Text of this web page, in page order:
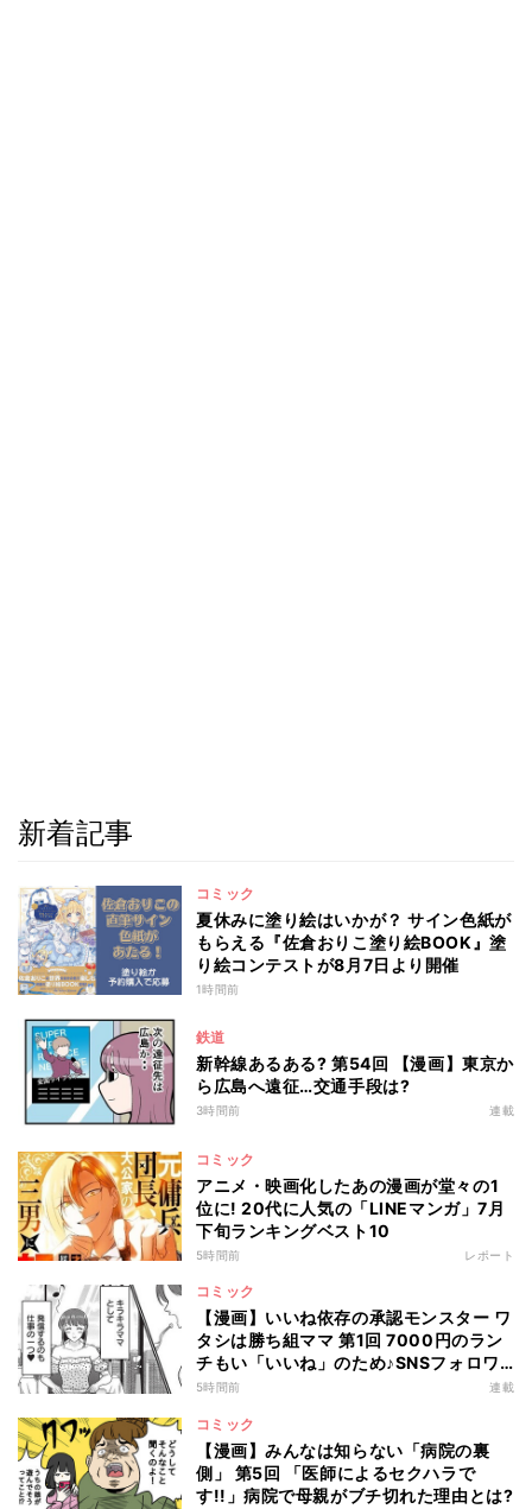
新着記事
コミック
夏休みに塗り絵はいかが？ サイン色紙が
もらえる『佐倉おりこ塗り絵BOOK』塗
り絵コンテストが8月7日より開催
1時間前
鉄道
新幹線あるある? 第54回 【漫画】東京か
ら広島へ遠征…交通手段は?
3時間前 連載
コミック
アニメ・映画化したあの漫画が堂々の1
位に! 20代に人気の「LINEマンガ」7月
下旬ランキングベスト10
5時間前 レポート
コミック
【漫画】いいね依存の承認モンスター ワ
タシは勝ち組ママ 第1回 7000円のラン
チもい「いいね」のため♪SNSフォロワ
ー2万人の"キラキラママ"の生活とは?
5時間前 連載
コミック
【漫画】みんなは知らない「病院の裏
側」 第5回 「医師によるセクハラで
す!!」病院で母親がブチ切れた理由とは?